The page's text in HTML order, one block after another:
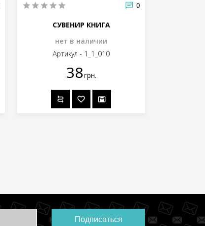
0
СУВЕНИР КНИГА
нет в наличии
Артикул - 1_1_010
38грн.
Подписаться